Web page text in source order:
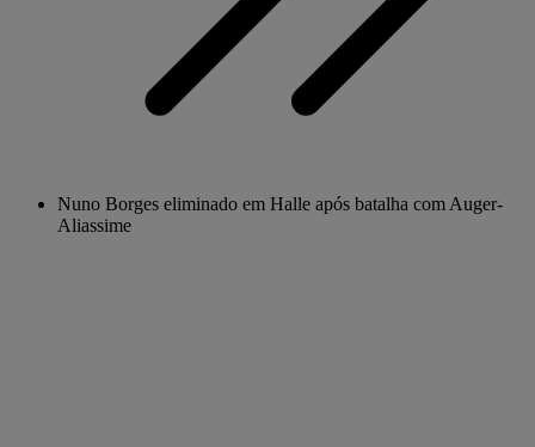
Nuno Borges eliminado em Halle após batalha com Auger-
Aliassime